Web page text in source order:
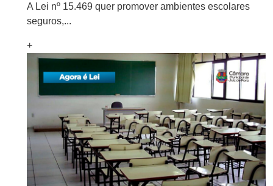
A Lei nº 15.469 quer promover ambientes escolares
seguros,...
+